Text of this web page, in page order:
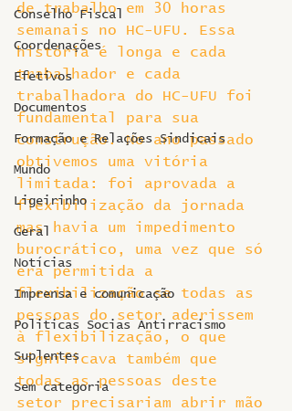
Conselho Fiscal
Coordenações
Efetivos
Documentos
Formação e Relações Sindicais
Mundo
Ligeirinho
Geral
Notícias
Imprensa e comunicação
Politicas Socias Antirracismo
Suplentes
Sem categoria
de trabalho em 30 horas
semanais no HC-UFU. Essa
história é longa e cada
trabalhador e cada
trabalhadora do HC-UFU foi
fundamental para sua
construção. No ano passado
obtivemos uma vitória
limitada: foi aprovada a
flexibilização da jornada
mas havia um impedimento
burocrático, uma vez que só
era permitida a
flexibilização se todas as
pessoas do setor aderissem
à flexibilização, o que
significava também que
todas as pessoas deste
setor precisariam abrir mão